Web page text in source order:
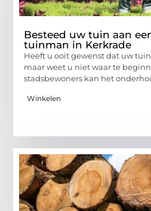
Besteed uw tuin aan
tuinman in Kerkrade
Heeft u ooit gewenst dat uw
maar weet u niet waar te
stadsbewoners kan het
Winkelen